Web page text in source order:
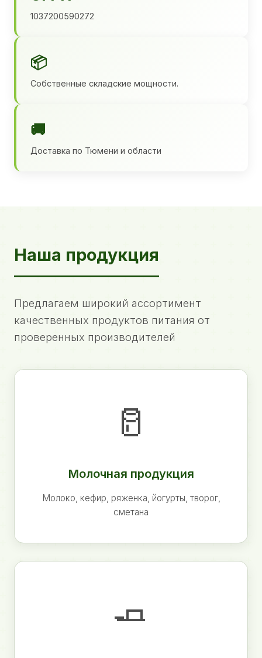
1037200590272
📦
Собственные складские мощности.
🚚
Доставка по Тюмени и области
Наша продукция
Предлагаем широкий ассортимент
качественных продуктов питания от
проверенных производителей
🥛
Молочная продукция
Молоко, кефир, ряженка, йогурты, творог,
сметана
🧈